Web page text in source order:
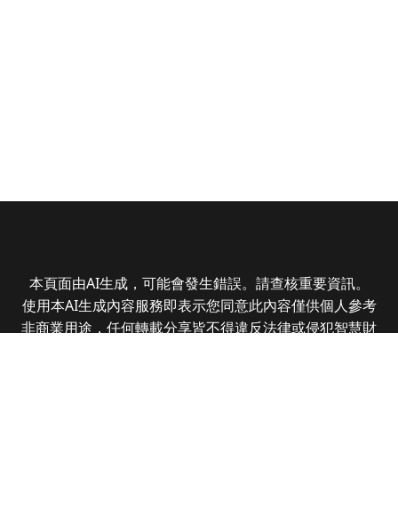
本頁面由AI生成，可能會發生錯誤。請查核重要資訊。
使用本AI生成內容服務即表示您同意此內容僅供個人參考
非商業用途，任何轉載分享皆不得違反法律或侵犯智慧財